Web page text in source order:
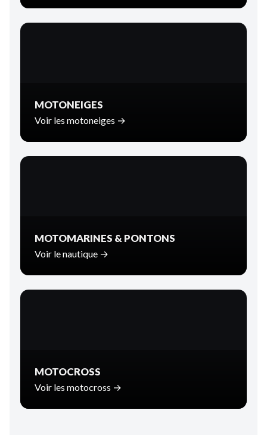
MOTONEIGES
Voir les motoneiges →
MOTOMARINES & PONTONS
Voir le nautique →
MOTOCROSS
Voir les motocross →